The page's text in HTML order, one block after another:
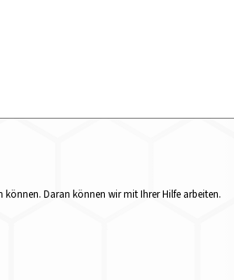
können. Daran können wir mit Ihrer Hilfe arbeiten.